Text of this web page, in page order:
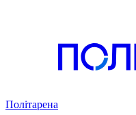
Політарена